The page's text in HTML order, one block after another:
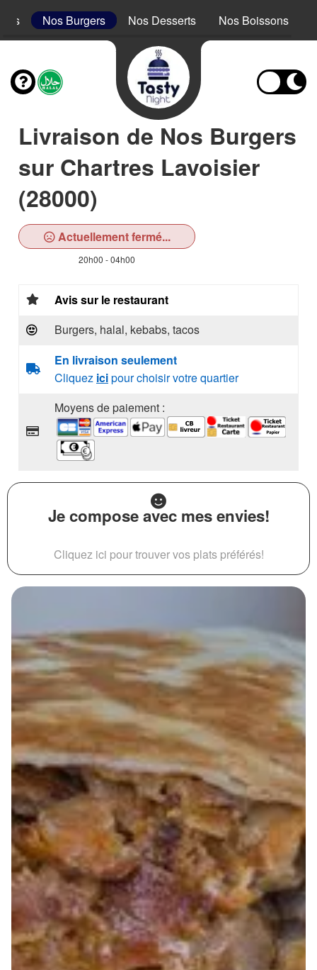
Nos Burgers Nos Desserts Nos Boissons
Livraison de Nos Burgers
sur Chartres Lavoisier
(28000)
Actuellement fermé...
20h00 - 04h00
Avis sur le restaurant
Burgers, halal, kebabs, tacos
En livraison seulement
Cliquez icipour choisir votre quartier
Moyens de paiement :
Je compose avec mes envies!
Cliquez ici pour trouver vos plats préférés!